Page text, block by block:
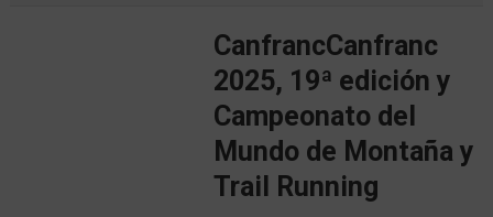
CanfrancCanfranc
2025, 19ª edición y
Campeonato del
Mundo de Montaña y
Trail Running